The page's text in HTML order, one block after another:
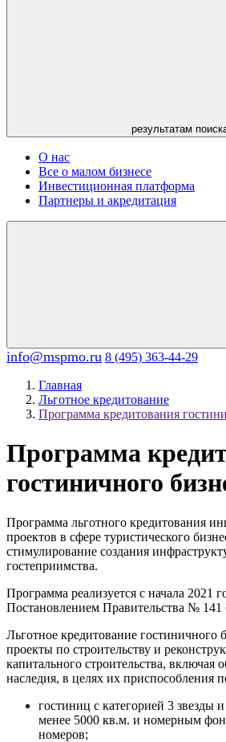
результатам
О нас
Все о малом бизнесе
Инвестиционная платформа
Партнеры и акредитация
info@mspmo.ru 8 (495) 363-44-29
Главная
Льготное кредитование
Программа кредитования
Программа
гостиничного
Программа льготного кредитования
проектов в сфере туристического
стимулирование создания
гостеприимства.
Программа реализуется с начала 2021
Постановлением Правительства № 141
Льготное кредитование гостиничного
проекты по строительству и
капитального строительства, включая
наследия, в целях их приспособления
гостиниц с категорией 3
менее 5000 кв.м. и номерным
номеров;